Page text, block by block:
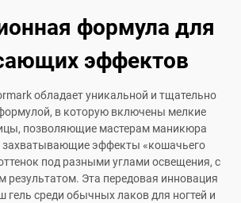
формула для
эффектов
обладает уникальной и тщательно
в которую включены мелкие
позволяющие мастерам маникюра
захватывающие эффекты «кошачьего
под разными углами освещения, с
результатом. Эта передовая инновация
гель среди обычных лаков для ногтей и